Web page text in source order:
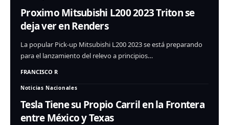
Proximo Mitsubishi L200 2023 Triton se
deja ver en Renders
La popular Pick-up Mitsubishi L200 2023 se está preparando
para el lanzamiento del relevo a principios…
FRANCISCO R
Noticias Nacionales
Tesla Tiene su Propio Carril en la Frontera
entre México y Texas